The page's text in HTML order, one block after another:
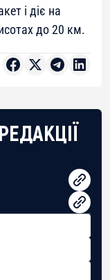
і діє на
до 20 км.